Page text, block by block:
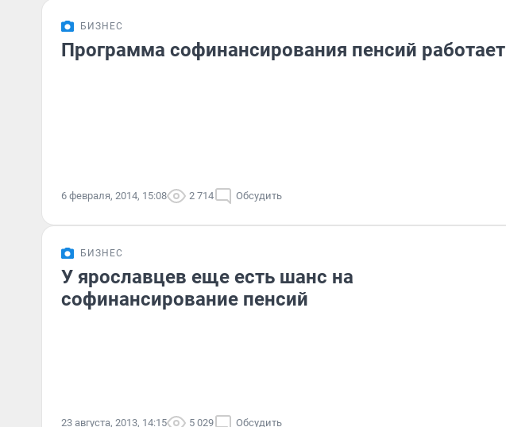
БИЗНЕС
Программа софинансирования пенсий работает
6 февраля, 2014, 15:08 2 714 Обсудить
БИЗНЕС
У ярославцев еще есть шанс на
софинансирование пенсий
23 августа, 2013, 14:15 5 029 Обсудить